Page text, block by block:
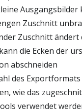
Ausgangsbilder
Zuschnitt
Zuschnitt ändert
die Ecken der
abschneiden
des
wie das
verwendet